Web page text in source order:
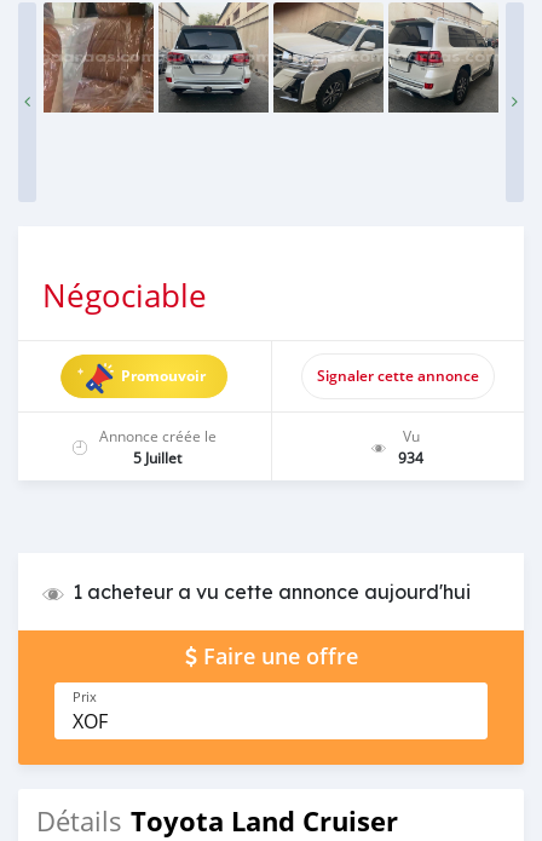
Négociable
Promouvoir Signaler cette annonce
Annonce créée le
5 Juillet
Vu
934
1 acheteur a vu cette annonce aujourd'hui
Faire une offre
Prix
XOF
Détails Toyota Land Cruiser